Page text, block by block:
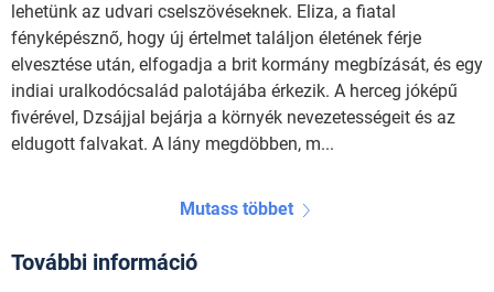
lehetünk az udvari cselszövéseknek. Eliza, a fiatal
fényképésznő, hogy új értelmet találjon életének férje
elvesztése után, elfogadja a brit kormány megbízását, és egy
indiai uralkodó­család palotájába érkezik. A herceg jóképű
fivérével, Dzsájjal bejárja a környék nevezetességeit és az
eldugott falvakat. A lány megdöbben, m...
Mutass többet
További információ